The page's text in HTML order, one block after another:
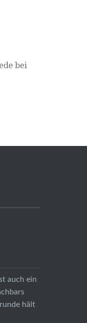
bei
auch ein
hält